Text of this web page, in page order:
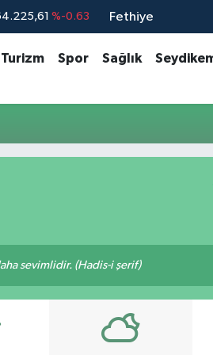
%-0.63
64,2463 %0.07
13.799 %70
Fethiye
Turizm Spor Sağlık
sevimlidir. (Hadis-i şerif)